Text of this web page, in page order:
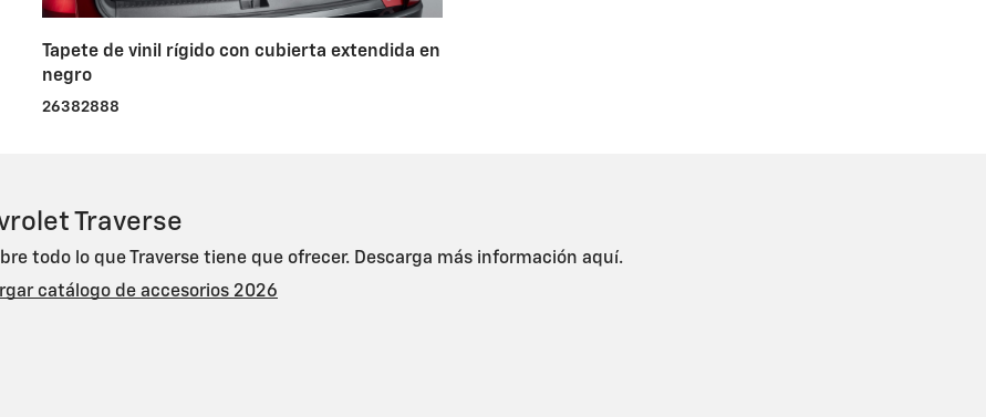
Tapete de vinil rígido con cubierta extendida en
negro
26382888
Traverse
todo lo que Traverse tiene que ofrecer. Descarga más información aquí.
catálogo de accesorios 2026